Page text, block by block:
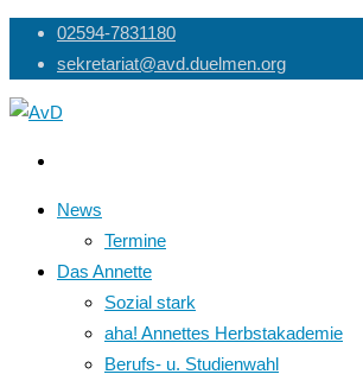
Skip
content
02594-7831180
sekretariat@avd.duelmen.org
News
Termine
Das Annette
Sozial stark
aha! Annettes Herbstakademie
Berufs- u. Studienwahl